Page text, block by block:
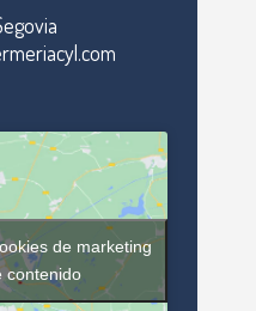
de marketing
contenido